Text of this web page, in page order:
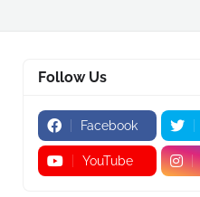
Follow Us
Facebook
YouTube